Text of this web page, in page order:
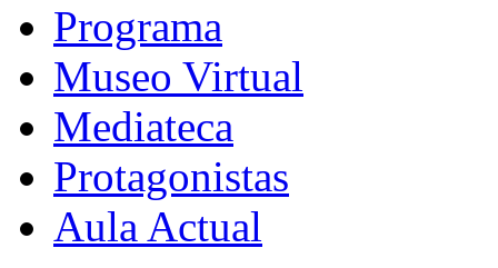
Programa
Museo Virtual
Mediateca
Protagonistas
Aula Actual